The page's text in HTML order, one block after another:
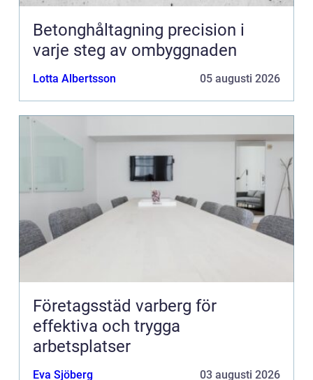
Betonghåltagning precision i
varje steg av ombyggnaden
Lotta Albertsson 05 augusti 2026
Företagsstäd varberg för
effektiva och trygga
arbetsplatser
Eva Sjöberg 03 augusti 2026